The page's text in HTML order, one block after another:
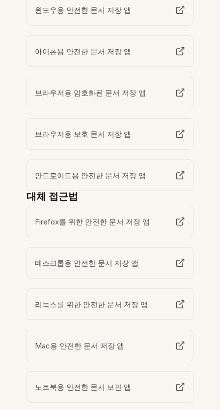
윈도우용 안전한 문서 저장 앱
아이폰용 안전한 문서 저장 앱
브라우저용 암호화된 문서 저장 앱
브라우저용 보호 문서 저장 앱
안드로이드용 안전한 문서 저장 앱
대체 접근법
Firefox를 위한 안전한 문서 저장 앱
데스크톱용 안전한 문서 저장 앱
리눅스를 위한 안전한 문서 저장 앱
Mac용 안전한 문서 저장 앱
노트북용 안전한 문서 보관 앱